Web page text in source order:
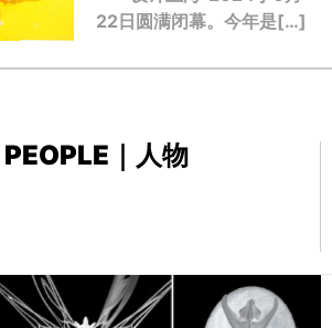
22日圆满闭幕。今年是[…]
PEOPLE｜人物